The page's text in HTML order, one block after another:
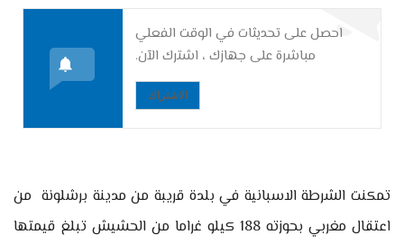
احصل على تحديثات في الوقت الفعلي
مباشرة على جهازك ، اشترك الآن.
الاشتراك
تمكنت الشرطة الاسبانية في بلدة قريبة من مدينة برشلونة من
اعتقال مغربي بحوزته 188 كيلو غراما من الحشيش تبلغ قيمتها